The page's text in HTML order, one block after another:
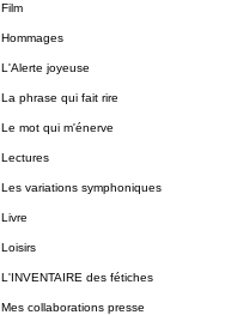
Film
Hommages
L'Alerte joyeuse
La phrase qui fait rire
Le mot qui m'énerve
Lectures
Les variations symphoniques
Livre
Loisirs
L'INVENTAIRE des fétiches
Mes collaborations presse